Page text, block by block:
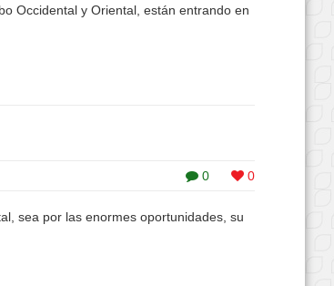
Occidental y Oriental, están entrando en
0 0
sea por las enormes oportunidades, su